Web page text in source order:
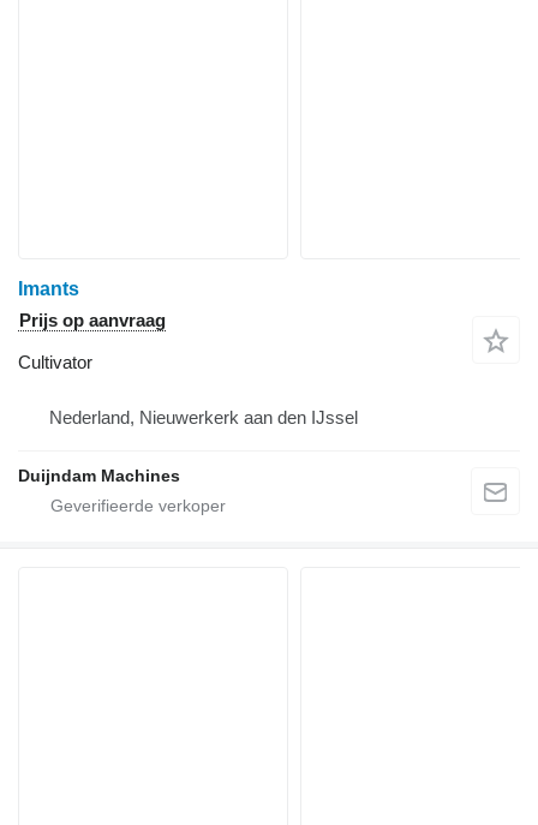
Imants
Prijs op aanvraag
Cultivator
Nederland, Nieuwerkerk aan den IJssel
Duijndam Machines